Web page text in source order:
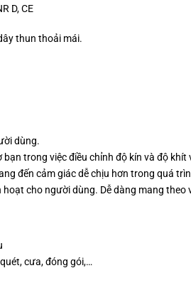
D,‎ CE
thun thoải mái.
dùng.
trong việc điều chỉnh độ kín và độ
đến cảm giác dễ chịu hơn trong quá
cho người dùng. Dễ dàng mang theo
cưa, đóng gói,…